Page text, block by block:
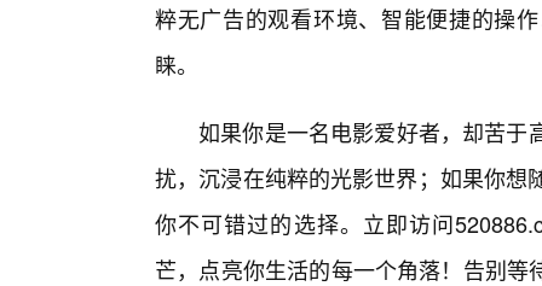
粹无广告的观看环境、智能便捷的操
睐。
如果你是一名电影爱好者，却苦于
扰，沉浸在纯粹的光影世界；如果你想
你不可错过的选择。立即访问
芒，点亮你生活的每一个角落！告别